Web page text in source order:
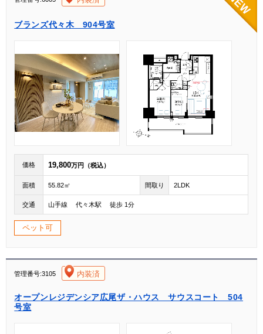
ブランズ代々木 904号室
価格 19,800万円（税込）
面積 55.82㎡ 間取り 2LDK
交通 山手線 代々木駅 徒歩 1分
ペット可
管理番号:3105 内装済
オープンレジデンシア広尾ザ・ハウス サウスコート 504
号室
[004]